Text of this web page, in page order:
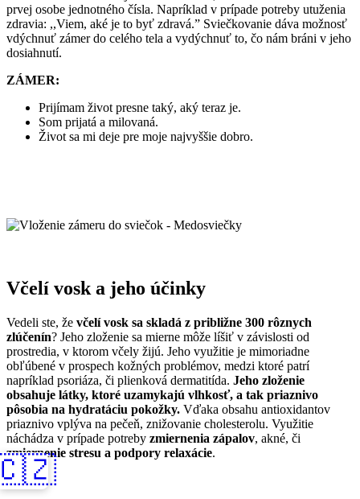
prvej osobe jednotného čísla. Napríklad v prípade potreby utuženia
zdravia: ,,Viem, aké je to byť zdravá.” Sviečkovanie dáva možnosť
vdýchnuť zámer do celého tela a vydýchnuť to, čo nám bráni v jeho
dosiahnutí.
ZÁMER:
Prijímam život presne taký, aký teraz je.
Som prijatá a milovaná.
Život sa mi deje pre moje najvyššie dobro.
Včelí vosk a jeho účinky
Vedeli ste, že včelí vosk sa skladá z približne 300 rôznych
zlúčenín? Jeho zloženie sa mierne môže líšiť v závislosti od
prostredia, v ktorom včely žijú. Jeho využitie je mimoriadne
obľúbené v prospech kožných problémov, medzi ktoré patrí
napríklad psoriáza, či plienková dermatitída. Jeho zloženie
obsahuje látky, ktoré uzamykajú vlhkosť, a tak priaznivo
pôsobia na hydratáciu pokožky. Vďaka obsahu antioxidantov
priaznivo vplýva na pečeň, znižovanie cholesterolu. Využitie
náchádza v prípade potreby zmiernenia zápalov, akné, či
zmiernenie stresu a podpory relaxácie.